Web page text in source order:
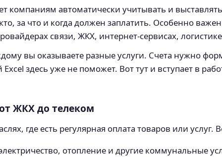
компаниям автоматически учитывать и
за что и когда должен заплатить. Особенно
связи, ЖКХ, интернет-сервисах,
вы оказываете разные услуги. Счета нужно
здесь уже не поможет. Вот тут и вступает в
ЖКХ до телеком
где есть регулярная оплата товаров или
отопление и другие коммунальные